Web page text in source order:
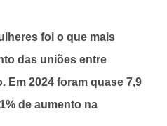
foi o que mais
das uniões entre
Em 2024 foram quase 7,9
de aumento na